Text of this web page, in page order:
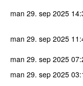
man 29. sep 2025
man 29. sep 2025
man 29. sep 2025
man 29. sep 2025